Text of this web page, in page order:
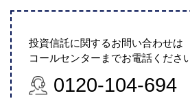
投資信託に関するお問い合わせは
コールセンターまでお電話くださ
0120-104-694